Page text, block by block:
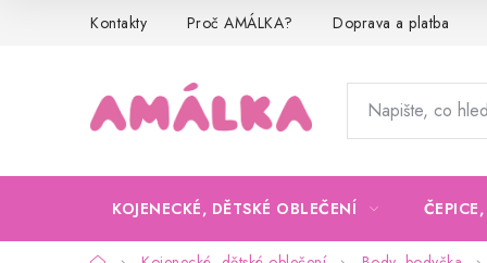
Kontakty Proč AMÁLKA? Doprava a platba
KOJENECKÉ, DĚTSKÉ OBLEČENÍ